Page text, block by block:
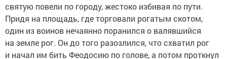
святую повели по городу, жестоко избивая по пути.
Придя на площадь, где торговали рогатым скотом,
один из воинов нечаянно поранился о валявшийся
на земле рог. Он до того разозлился, что схватил рог
и начал им бить Феодосию по голове, а потом проткнул